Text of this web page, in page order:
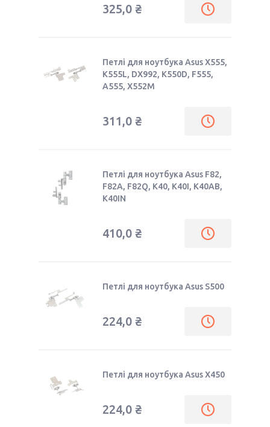
325,0 ₴
Петлі для ноутбука Asus X555,
K555L, DX992, K550D, F555,
A555, X552M
311,0 ₴
Петлі для ноутбука Asus F82,
F82A, F82Q, K40, K40I, K40AB,
K40IN
410,0 ₴
Петлі для ноутбука Asus S500
224,0 ₴
Петлі для ноутбука Asus X450
224,0 ₴